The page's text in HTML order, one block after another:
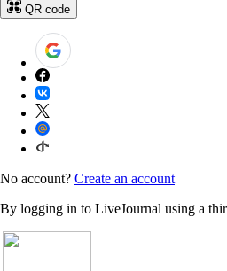
QR code
No account? Create an account
By logging in to LiveJournal using a